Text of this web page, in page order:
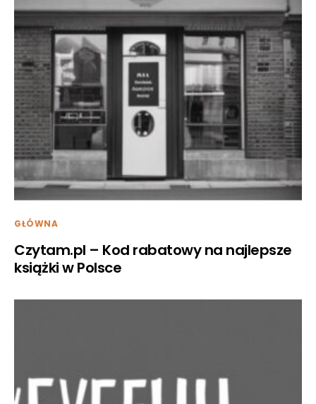
GŁÓWNA
Czytam.pl – Kod rabatowy na najlepsze
książki w Polsce